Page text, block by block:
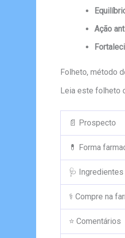
Ação
Folheto, método
Leia este folheto
📄 Prospecto
💊 Forma
🩺 Ingredientes
⚕️ Compre na
⭐ Comentários